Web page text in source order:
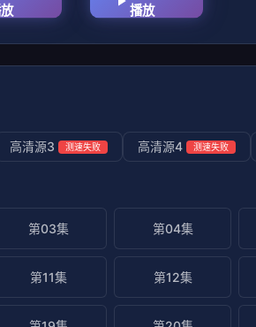
播放
高清源3 测速失败 高清源4 测速失败
第03集 第04集
第11集 第12集